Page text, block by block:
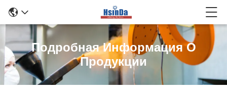
Подробная Информация О
Продукции